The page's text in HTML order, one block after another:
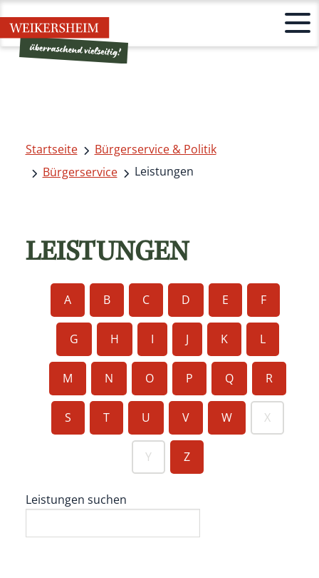
Startseite
Bürgerservice & Politik
Bürgerservice
Leistungen
LEISTUNGEN
A B C D E F
G H I J K L
M N O P Q R
S T U V W X
Y Z
Leistungen suchen